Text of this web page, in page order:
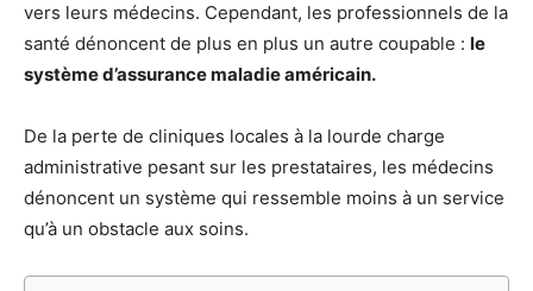
vers leurs médecins. Cependant, les professionnels de la
santé dénoncent de plus en plus un autre coupable : le
système d’assurance maladie américain.
De la perte de cliniques locales à la lourde charge
administrative pesant sur les prestataires, les médecins
dénoncent un système qui ressemble moins à un service
qu’à un obstacle aux soins.